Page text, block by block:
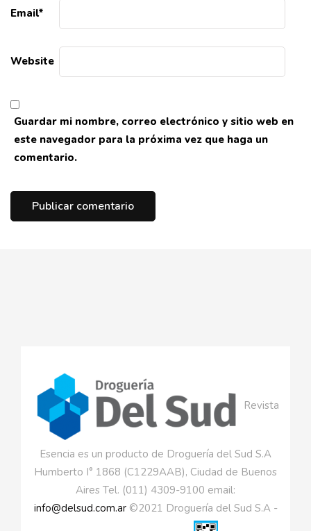
Email*
Website
Guardar mi nombre, correo electrónico y sitio web en
este navegador para la próxima vez que haga un
comentario.
Revista
Esencia es un producto de Droguería del Sud S.A
Humberto I° 1868 (C1229AAB), Ciudad de Buenos
Aires Tel. (011) 4309-9100 email:
info@delsud.com.ar©2021 Droguería del Sud S.A -